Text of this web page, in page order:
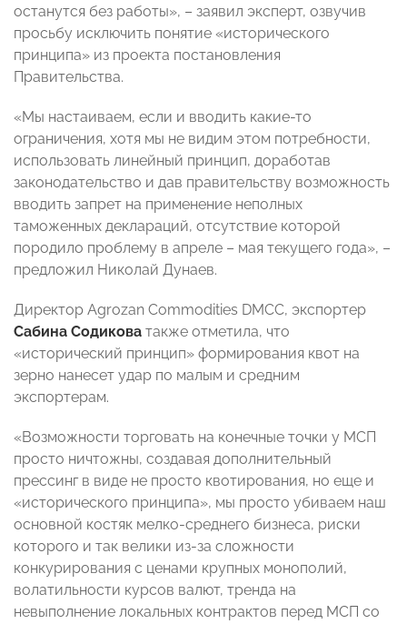
останутся без работы», – заявил эксперт, озвучив
просьбу исключить понятие «исторического
принципа» из проекта постановления
Правительства.
«Мы настаиваем, если и вводить какие-то
ограничения, хотя мы не видим этом потребности,
использовать линейный принцип, доработав
законодательство и дав правительству возможность
вводить запрет на применение неполных
таможенных деклараций, отсутствие которой
породило проблему в апреле – мая текущего года», –
предложил Николай Дунаев.
Директор Agrozan Commodities DMCC, экспортер
Сабина Содикова также отметила, что
«исторический принцип» формирования квот на
зерно нанесет удар по малым и средним
экспортерам.
«Возможности торговать на конечные точки у МСП
просто ничтожны, создавая дополнительный
прессинг в виде не просто квотирования, но еще и
«исторического принципа», мы просто убиваем наш
основной костяк мелко-среднего бизнеса, риски
которого и так велики из-за сложности
конкурирования с ценами крупных монополий,
волатильности курсов валют, тренда на
невыполнение локальных контрактов перед МСП со